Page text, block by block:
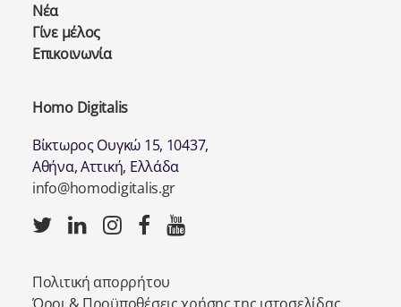
Νέα
Γίνε μέλος
Επικοινωνία
Homo Digitalis
Βίκτωρος Ουγκώ 15, 10437,
Αθήνα, Αττική, Ελλάδα
info@homodigitalis.gr
Πολιτική απορρήτου